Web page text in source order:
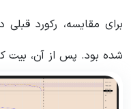
برای مقایسه، رکورد
شده بود. پس از آن، بیت